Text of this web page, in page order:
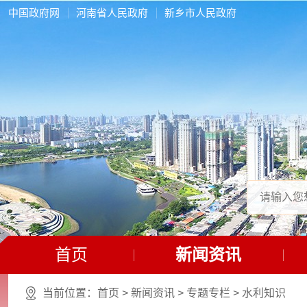
中国政府网 河南省人民政府 新乡市人民政府
首页 新闻资讯
当前位置： 首页 > 新闻资讯 > 专题专栏 > 水利知识